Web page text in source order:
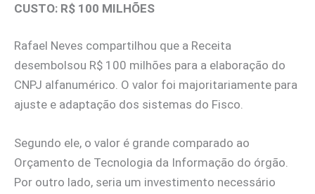
CUSTO: R$ 100 MILHÕES
Rafael Neves compartilhou que a Receita
desembolsou R$ 100 milhões para a elaboração do
CNPJ alfanumérico. O valor foi majoritariamente para
ajuste e adaptação dos sistemas do Fisco.
Segundo ele, o valor é grande comparado ao
Orçamento de Tecnologia da Informação do órgão.
Por outro lado, seria um investimento necessário